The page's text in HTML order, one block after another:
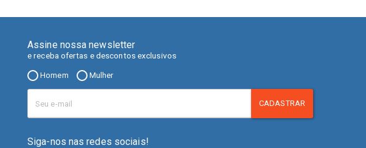
Assine nossa newsletter
e receba ofertas e descontos exclusivos
Homem Mulher
CADASTRAR
Siga-nos nas redes sociais!